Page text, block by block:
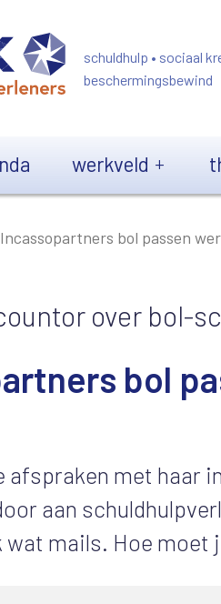
schuldhulp • sociaal
beschermingsbewind
werkveld
Incassopartners bol passen
over bol-
bol
afspraken met haar
aan
mails. Hoe moet